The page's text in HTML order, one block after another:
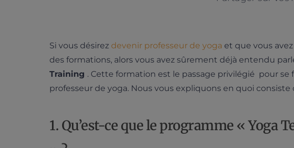
Si vous désirez devenir professeur de yoga et que vous
des formations, alors vous avez sûrement déjà entendu
Training . Cette formation est le passage privilégié pour se
professeur de yoga. Nous vous expliquons en quoi
1. Qu’est-ce que le programme « Yoga